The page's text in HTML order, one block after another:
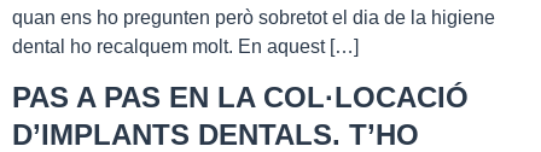
quan ens ho pregunten però sobretot el dia de la higiene
dental ho recalquem molt. En aquest […]
PAS A PAS EN LA COL·LOCACIÓ
D’IMPLANTS DENTALS. T’HO